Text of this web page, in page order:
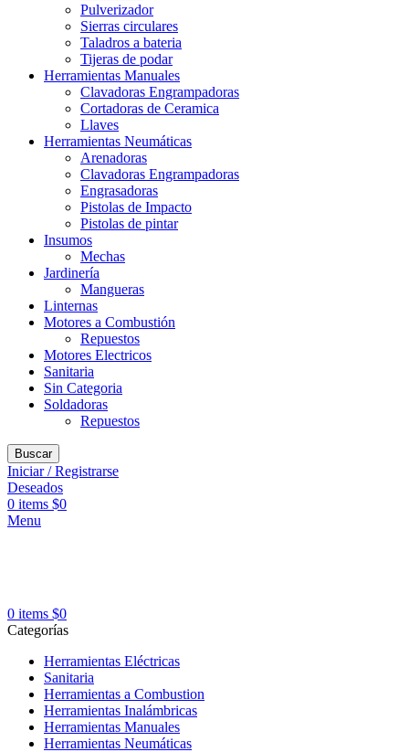
Pulverizador
Sierras circulares
Taladros a bateria
Tijeras de podar
Herramientas Manuales
Clavadoras Engrampadoras
Cortadoras de Ceramica
Llaves
Herramientas Neumáticas
Arenadoras
Clavadoras Engrampadoras
Engrasadoras
Pistolas de Impacto
Pistolas de pintar
Insumos
Mechas
Jardinería
Mangueras
Linternas
Motores a Combustión
Repuestos
Motores Electricos
Sanitaria
Sin Categoria
Soldadoras
Repuestos
Buscar
Iniciar / Registrarse
Deseados
0 items $0
Menu
0 items $0
Categorías
Herramientas Eléctricas
Sanitaria
Herramientas a Combustion
Herramientas Inalámbricas
Herramientas Manuales
Herramientas Neumáticas